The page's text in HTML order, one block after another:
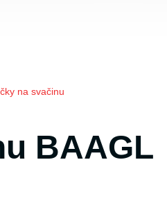
na svačinu
BAAGL